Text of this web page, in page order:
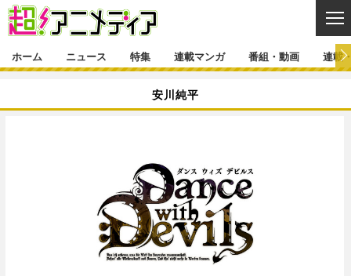
グッズ
コスプレ
レポート
ラキりす
連載一覧
番組・動画一覧 ラジオ
動画
連載・ブログ一覧 コラム
ホーム ニュース 特集 連載マンガ 番組・動画 連載
安川純平